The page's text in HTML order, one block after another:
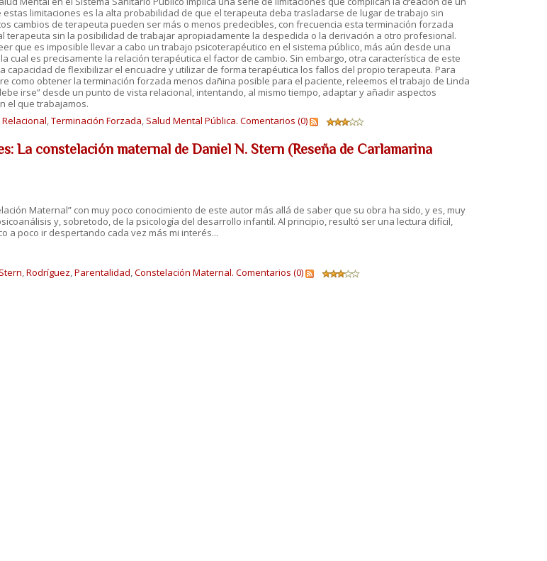
estas limitaciones es la alta probabilidad de que el terapeuta deba trasladarse de lugar de trabajo sin
cambios de terapeuta pueden ser más o menos predecibles, con frecuencia esta terminación forzada
terapeuta sin la posibilidad de trabajar apropiadamente la despedida o la derivación a otro profesional.
que es imposible llevar a cabo un trabajo psicoterapéutico en el sistema público, más aún desde una
cual es precisamente la relación terapéutica el factor de cambio. Sin embargo, otra característica de este
capacidad de flexibilizar el encuadre y utilizar de forma terapéutica los fallos del propio terapeuta. Para
como obtener la terminación forzada menos dañina posible para el paciente, releemos el trabajo de Linda
irse” desde un punto de vista relacional, intentando, al mismo tiempo, adaptar y añadir aspectos
el que trabajamos.
,Terminación Forzada, Salud Mental Pública. Comentarios (0)
La constelación maternal de Daniel N. Stern (Reseña de Carlamarina
Maternal” con muy poco conocimiento de este autor más allá de saber que su obra ha sido, y es, muy
y, sobretodo, de la psicología del desarrollo infantil. Al principio, resultó ser una lectura difícil,
a poco ir despertando cada vez más mi interés...
Stern,Rodríguez,Parentalidad,Constelación Maternal. Comentarios (0)